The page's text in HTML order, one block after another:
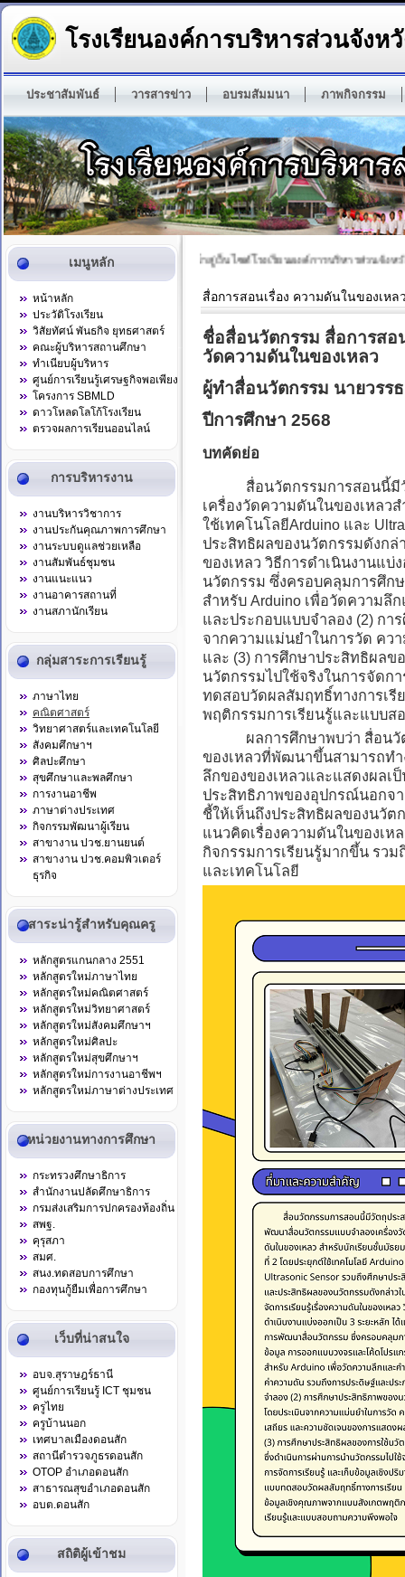
โรงเรียนองค์การบริหารส่วนจัง
ประชาสัมพันธ์ วารสารข่าว อบรมสัมมนา ภาพกิจกรรม
เมนูหลัก
หน้าหลัก
ประวัติโรงเรียน
วิสัยทัศน์ พันธกิจ ยุทธศาสตร์
คณะผู้บริหารสถานศึกษา
ทำเนียบผู้บริหาร
ศูนย์การเรียนรู้เศรษฐกิจพอเพียง
โครงการ SBMLD
ดาวโหลดโลโก้โรงเรียน
ตรวจผลการเรียนออนไลน์
การบริหารงาน
งานบริหารวิชาการ
งานประกันคุณภาพการศึกษา
งานระบบดูแลช่วยเหลือ
งานสัมพันธ์ชุมชน
งานแนะแนว
งานอาคารสถานที่
งานสภานักเรียน
กลุ่มสาระการเรียนรู้
ภาษาไทย
คณิตศาสตร์
วิทยาศาสตร์และเทคโนโลยี
สังคมศึกษาฯ
ศิลปะศึกษา
สุขศึกษาและพลศึกษา
การงานอาชีพ
ภาษาต่างประเทศ
กิจกรรมพัฒนาผู้เรียน
สาขางาน ปวช.ยานยนต์
สาขางาน ปวช.คอมพิวเตอร์
ธุรกิจ
สาระน่ารู้สำหรับคุณครู
หลักสูตรแกนกลาง 2551
หลักสูตรใหม่ภาษาไทย
หลักสูตรใหม่คณิตศาสตร์
หลักสูตรใหม่วิทยาศาสตร์
หลักสูตรใหม่สังคมศึกษาฯ
หลักสูตรใหม่ศิลปะ
หลักสูตรใหม่สุขศึกษาฯ
หลักสูตรใหม่การงานอาชีพฯ
หลักสูตรใหม่ภาษาต่างประเทศ
หน่วยงานทางการศึกษา
กระทรวงศึกษาธิการ
สำนักงานปลัดศึกษาธิการ
กรมส่งเสริมการปกครองท้องถิ่น
สพฐ.
คุรุสภา
สมศ.
สนง.ทดสอบการศึกษา
กองทุนกู้ยืมเพื่อการศึกษา
เว็บที่น่าสนใจ
อบจ.สุราษฎร์ธานี
ศูนย์การเรียนรู้ ICT ชุมชน
ครูไทย
ครูบ้านนอก
เทศบาลเมืองดอนสัก
สถานีตำรวจภูธรดอนสัก
OTOP อำเภอดอนสัก
สาธารณสุขอำเภอดอนสัก
อบต.ดอนสัก
สถิติผู้เข้าชม
ยินดีต้อนรับเข้าสู่เว็บไซต์โรงเรียนองค์การบริหารส่วนจัง
สื่อการสอนเรื่อง ความดันในของเห
ชื่อสื่อนวัตกรรม สื่อการสอ
วัดความดันในของเหลว
ผู้ทำสื่อนวัตกรรม นายวรร
ปีการศึกษา 2568
บทคัดย่อ
สื่อนวัตกรรมการสอนนี้มีวัต
เครื่องวัดความดันในของเหลว
ใช้เทคโนโลยีArduino และ
ประสิทธิผลของนวัตกรรมดังกล่
ของเหลว วิธีการดำเนินงานแบ่
นวัตกรรม ซึ่งครอบคลุมการศึก
สำหรับ Arduino เพื่อวัดความ
และประกอบแบบจำลอง (2) กา
จากความแม่นยำในการวัด คว
และ (3) การศึกษาประสิทธิผลข
นวัตกรรมไปใช้จริงในการจัดก
ทดสอบวัดผลสัมฤทธิ์ทางการเ
พฤติกรรมการเรียนรู้และแบบส
ผลการศึกษาพบว่า สื่อนวัตก
ของเหลวที่พัฒนาขึ้นสามารถท
ลึกของของเหลวและแสดงผลเ
ประสิทธิภาพของอุปกรณ์นอกจ
ชี้ให้เห็นถึงประสิทธิผลของนวัต
แนวคิดเรื่องความดันในของเ
กิจกรรมการเรียนรู้มากขึ้น รว
และเทคโนโลยี